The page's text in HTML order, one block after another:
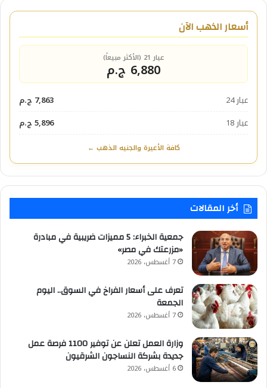
أسعار الذهب الآن
عيار 21 (الأكثر مبيعاً)
6,880 ج.م
عيار 24
7,863 ج.م
عيار 18
5,896 ج.م
كافة الأعيرة والجنيه الذهب ←
أخر المقالات
جمعية الخبراء: 5 مميزات ضريبية في مبادرة
«مزرعتك في مصر»
7 أغسطس، 2026
تعرف على أسعار الفراخ في السوق.. اليوم
الجمعة
7 أغسطس، 2026
وزارة العمل تعلن عن توفير 1100 فرصة عمل
جديدة بشركة النساجون الشرقيون
6 أغسطس، 2026